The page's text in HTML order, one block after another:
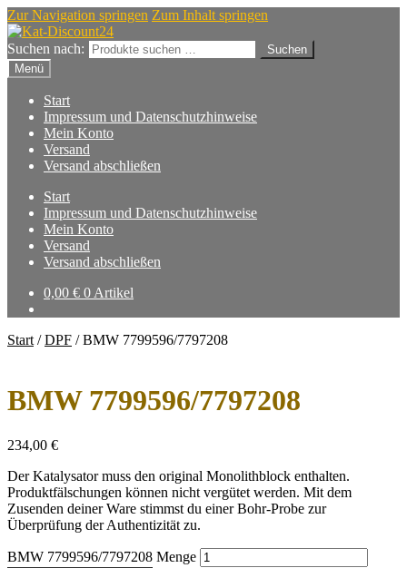
Zur Navigation springen Zum Inhalt springen
Suchen nach:
Suchen
Menü
Start
Impressum und Datenschutzhinweise
Mein Konto
Versand
Versand abschließen
Start
Impressum und Datenschutzhinweise
Mein Konto
Versand
Versand abschließen
0,00 € 0 Artikel
Start /DPF /BMW 7799596/7797208
BMW 7799596/7797208
234,00 €
Der Katalysator muss den original Monolithblock enthalten.
Produktfälschungen können nicht vergütet werden. Mit dem
Zusenden deiner Ware stimmst du einer Bohr-Probe zur
Überprüfung der Authentizität zu.
BMW 7799596/7797208 Menge